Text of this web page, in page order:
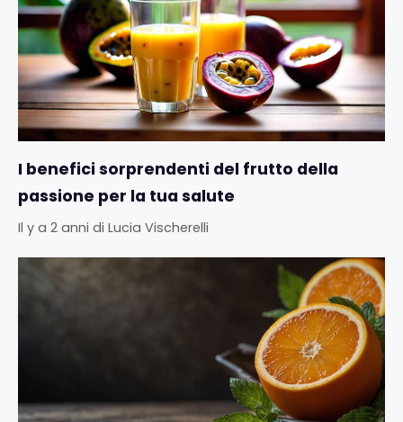
I benefici sorprendenti del frutto della
passione per la tua salute
Il y a 2 anni di Lucia Vischerelli